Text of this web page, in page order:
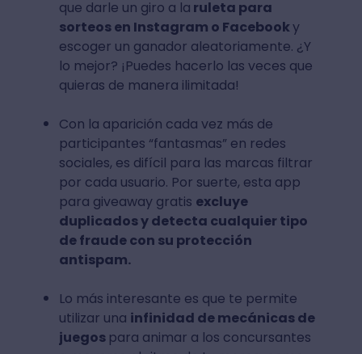
que darle un giro a la ruleta para
sorteos en Instagram o Facebooky
escoger un ganador aleatoriamente. ¿Y
lo mejor? ¡Puedes hacerlo las veces que
quieras de manera ilimitada!
Con la aparición cada vez más de
participantes “fantasmas” en redes
sociales, es difícil para las marcas filtrar
por cada usuario. Por suerte, esta app
para giveaway gratis excluye
duplicados y detecta cualquier tipo
de fraude con su protección
antispam.
Lo más interesante es que te permite
utilizar una infinidad de mecánicas de
juegos para animar a los concursantes